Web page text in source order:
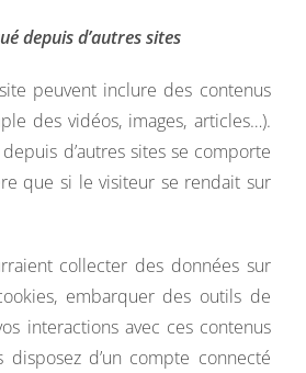
depuis d’autres sites
peuvent inclure des contenus
des vidéos, images, articles…).
d’autres sites se comporte
que si le visiteur se rendait sur
collecter des données sur
embarquer des outils de
interactions avec ces contenus
disposez d’un compte connecté